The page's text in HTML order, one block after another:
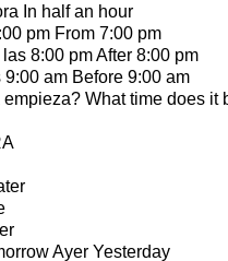
In half an hour
pm From 7:00 pm
8:00 pm After 8:00 pm
am Before 9:00 am
empieza? What time does it
Ayer Yesterday